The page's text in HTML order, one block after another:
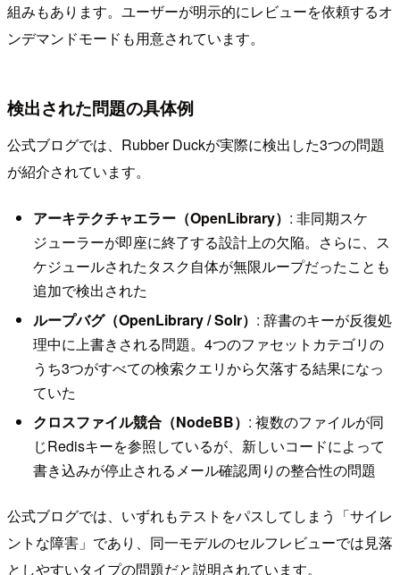
組みもあります。ユーザーが明示的にレビューを依頼するオ
ンデマンドモードも用意されています。
検出された問題の具体例
公式ブログでは、Rubber Duckが実際に検出した3つの問題
が紹介されています。
アーキテクチャエラー（OpenLibrary） : 非同期スケ
ジューラーが即座に終了する設計上の欠陥。さらに、ス
ケジュールされたタスク自体が無限ループだったことも
追加で検出された
ループバグ（OpenLibrary / Solr） : 辞書のキーが反復処
理中に上書きされる問題。4つのファセットカテゴリの
うち3つがすべての検索クエリから欠落する結果になっ
ていた
クロスファイル競合（NodeBB） : 複数のファイルが同
じRedisキーを参照しているが、新しいコードによって
書き込みが停止されるメール確認周りの整合性の問題
公式ブログでは、いずれもテストをパスしてしまう「サイレ
ントな障害」であり、同一モデルのセルフレビューでは見落
としやすいタイプの問題だと説明されています。